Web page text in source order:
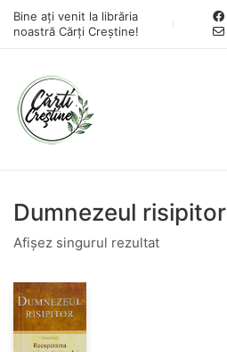
Bine ați venit la librăria
noastră Cărți Creștine!
Dumnezeul risipitor
Afișez singurul rezultat